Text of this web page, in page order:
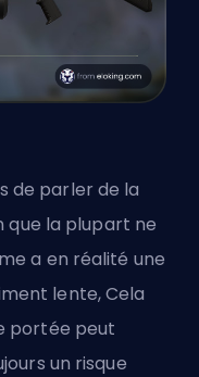
de parler de la
que la plupart ne
a en réalité une
lente, Cela
portée peut
un risque